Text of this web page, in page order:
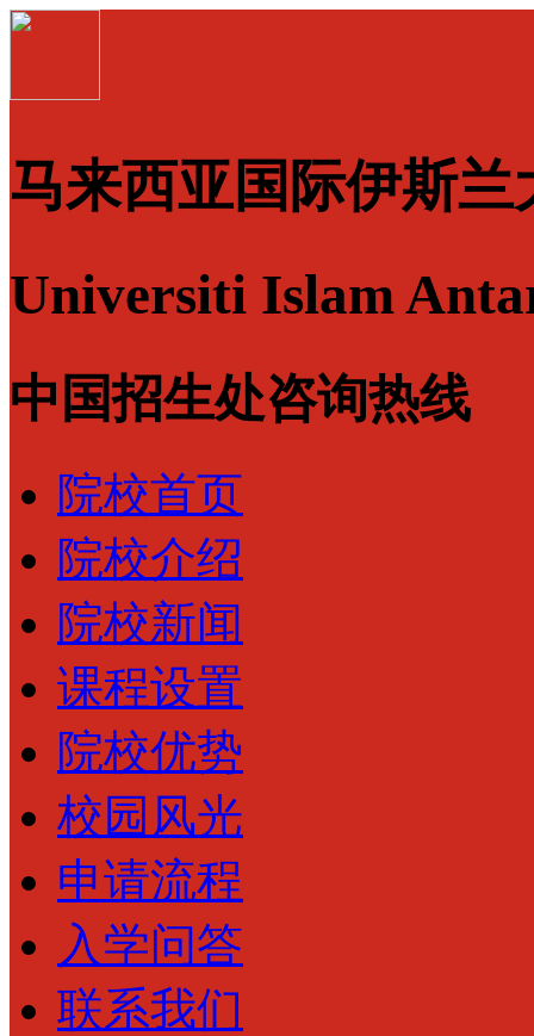
马来西亚国际伊斯兰
Universiti Islam
中国招生处咨询热线
院校首页
院校介绍
院校新闻
课程设置
院校优势
校园风光
申请流程
入学问答
联系我们